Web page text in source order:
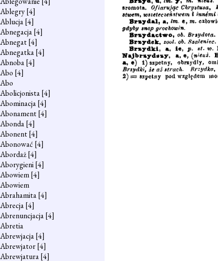
Ablegry[4]
Ablucja[4]
Abnegacja[4]
Abnegat[4]
Abnegatka[4]
Abnoba[4]
Abo [4]
Abo
Abolicjonista[4]
Abominacja[4]
Abonament[4]
Abonda[4]
Abonent[4]
Abonować [4]
Abordaż[4]
Aborygieni[4]
Abowiem[4]
Abowiem
Abrahamita[4]
Abrecja[4]
Abrenuncjacja[4]
Abretia
Abrewjacja[4]
Abrewjator[4]
Abrewjatura[4]